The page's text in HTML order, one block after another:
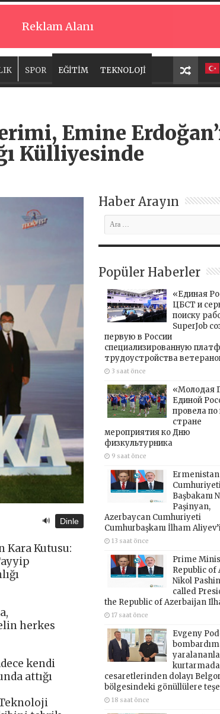
Reklam Alanı
SPOR EĞİTİM TEKNOLOJİ
Emine
Külliyesinde
🔊 Dinle
Kara Kutusu:
herkes
kendi
attığı
Teknoloji
Haber Arayın
Popüler Haberler
«Единая
ЦБСТ и
поиску
SuperJob
первую в России
специализированную
трудоустройства
3 saat önce
«Молодая
Единой
провела по
стране
мероприятия ко Дню
физкультурника
9 saat önce
Ermenistan
Başbakanı
Paşinyan,
Azerbaycan Cumhuriyeti
Cumhurbaşkanı İlham
13 saat önce
Prime
Republic of
Nikol
called
the Republic of Azerbaijan
17 saat önce
Evgeny
cesaretlerinden dolayı
bölgesindeki gönüllülere
18 saat önce